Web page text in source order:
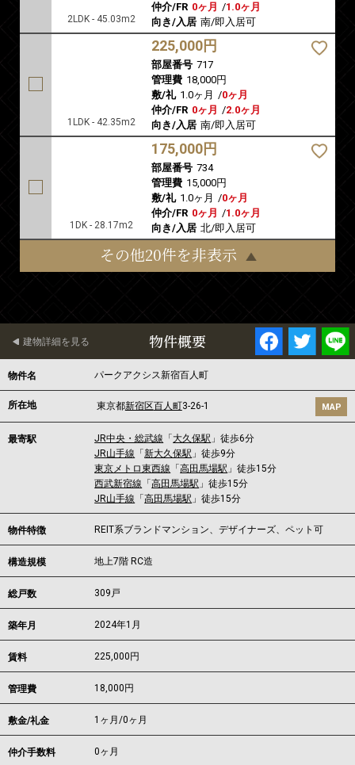
2LDK - 45.03m2
仲介/FR 0ヶ月 /1.0ヶ月
向き/入居 南/即入居可
1LDK - 42.35m2
225,000円
部屋番号 717
管理費 18,000円
敷/礼 1.0ヶ月 /0ヶ月
仲介/FR 0ヶ月 /2.0ヶ月
向き/入居 南/即入居可
1DK - 28.17m2
175,000円
部屋番号 734
管理費 15,000円
敷/礼 1.0ヶ月 /0ヶ月
仲介/FR 0ヶ月 /1.0ヶ月
向き/入居 北/即入居可
その他20件を非表示
物件概要
建物詳細を見る
物件名 パークアクシス新宿百人町
所在地 東京都新宿区百人町3-26-1 MAP
最寄駅 JR中央・総武線 「 大久保駅 」徒歩6分
JR山手線 「新大久保駅 」徒歩9分
東京メトロ東西線 「高田馬場駅 」徒歩15分
西武新宿線 「高田馬場駅 」徒歩15分
JR山手線 「高田馬場駅 」徒歩15分
物件特徴 REIT系ブランドマンション、デザイナーズ、ペット可
構造規模 地上7階 RC造
総戸数 309戸
築年月 2024年1月
賃料 225,000 円
管理費 18,000円
敷金/礼金 1ヶ月/0ヶ月
仲介手数料 0ヶ月